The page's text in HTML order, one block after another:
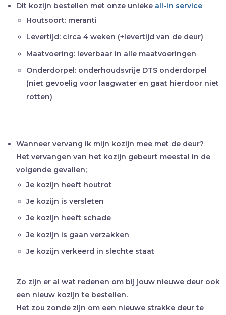
Dit kozijn bestellen met onze unieke all-in service
Houtsoort:meranti
Levertijd: circa 4 weken (+levertijd van de deur)
Maatvoering: leverbaar in alle maatvoeringen
Onderdorpel: onderhoudsvrije DTS onderdorpel
(niet gevoelig voor laagwater en gaat hierdoor niet
rotten)
Wanneer vervang ik mijn kozijn mee met de deur?
Het vervangen van het kozijn gebeurt meestal in de
volgende gevallen;
Je kozijn heeft houtrot
Je kozijn is versleten
Je kozijn heeft schade
Je kozijn is gaan verzakken
Je kozijn verkeerd in slechte staat
Zo zijn er al wat redenen om bij jouw nieuwe deur ook
een nieuw kozijn te bestellen.
Het zou zonde zijn om een nieuwe strakke deur te